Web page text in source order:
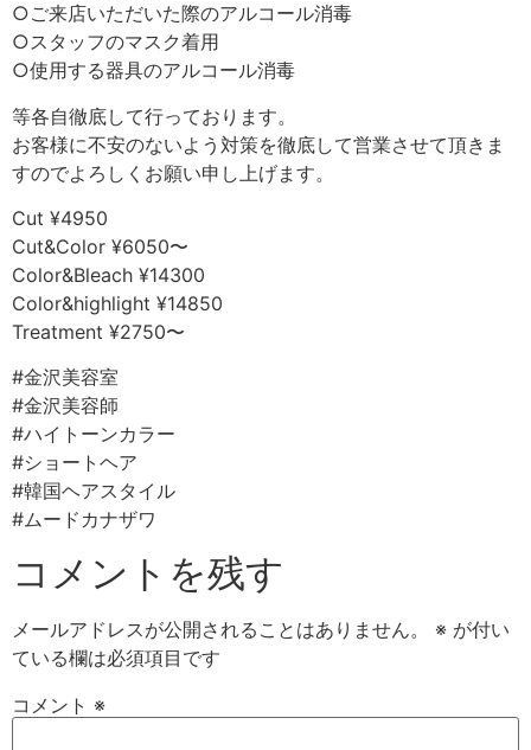
○ご来店いただいた際のアルコール消毒
○スタッフのマスク着用
○使用する器具のアルコール消毒
等各自徹底して行っております。
お客様に不安のないよう対策を徹底して営業させて頂きま
すのでよろしくお願い申し上げます。
Cut ¥4950
Cut&Color ¥6050〜
Color&Bleach ¥14300
Color&highlight ¥14850
Treatment ¥2750〜
#金沢美容室
#金沢美容師
#ハイトーンカラー
#ショートヘア
#韓国ヘアスタイル
#ムードカナザワ
コメントを残す
メールアドレスが公開されることはありません。 ※ が付い
ている欄は必須項目です
コメント ※